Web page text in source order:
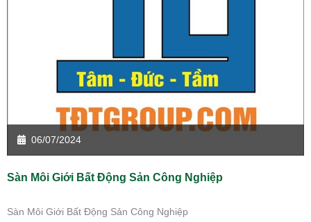
06/07/2024
Sàn Môi Giới Bất Động Sản Công Nghiệp
Sàn Môi Giới Bất Động Sản Công Nghiệp